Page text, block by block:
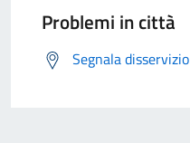
Problemi in città
Segnala disservizio